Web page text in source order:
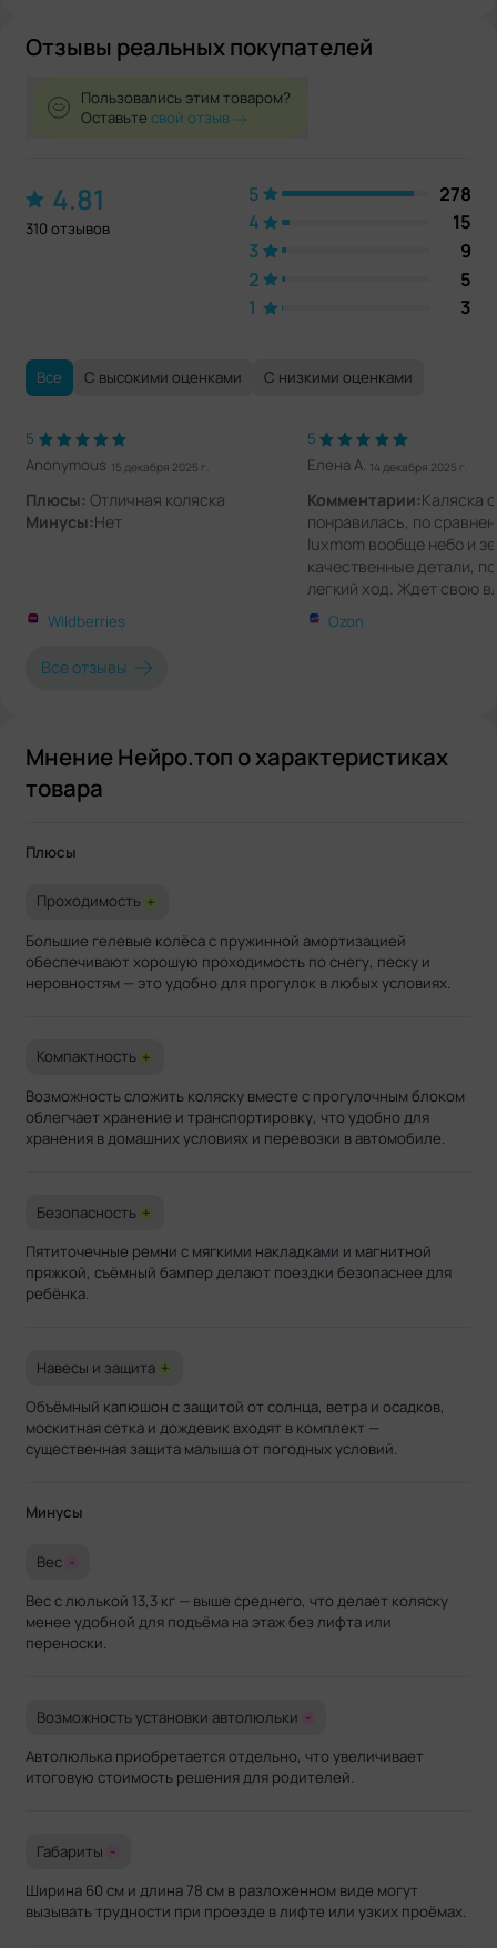
Отзывы реальных покупателей
Пользовались этим товаром?
Оставьтесвой отзыв
4.81
310 отзывов
5
278
4
15
3
9
2
5
1
3
Все С высокими оценками С низкими оценками
5
Anonymous 15 декабря 2025 г.
Плюсы: Отличная коляска
Минусы:Нет
Wildberries
5
Елена А. 14 декабря 2025 г.
Комментарии:Каляска
понравилась, по
luxmom вообще небо и
качественные детали,
легкий ход. Ждет свою
пока, на деле
Ozon
Все отзывы
Мнение Нейро.топ о характеристиках
товара
Плюсы
Проходимость +
Большие гелевые колёса с пружинной амортизацией
обеспечивают хорошую проходимость по снегу, песку и
неровностям — это удобно для прогулок в любых условиях.
Компактность +
Возможность сложить коляску вместе с прогулочным блоком
облегчает хранение и транспортировку, что удобно для
хранения в домашних условиях и перевозки в автомобиле.
Безопасность +
Пятиточечные ремни с мягкими накладками и магнитной
пряжкой, съёмный бампер делают поездки безопаснее для
ребёнка.
Навесы и защита +
Объёмный капюшон с защитой от солнца, ветра и осадков,
москитная сетка и дождевик входят в комплект —
существенная защита малыша от погодных условий.
Минусы
Вес -
Вес с люлькой 13,3 кг — выше среднего, что делает коляску
менее удобной для подъёма на этаж без лифта или
переноски.
Возможность установки автолюльки -
Автолюлька приобретается отдельно, что увеличивает
итоговую стоимость решения для родителей.
Габариты -
Ширина 60 см и длина 78 см в разложенном виде могут
вызывать трудности при проезде в лифте или узких проёмах.